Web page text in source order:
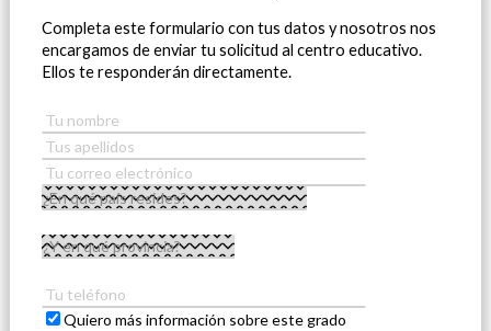
Completa este formulario con tus datos y nosotros nos
encargamos de enviar tu solicitud al centro educativo.
Ellos te responderán directamente.
Quiero más información sobre este grado